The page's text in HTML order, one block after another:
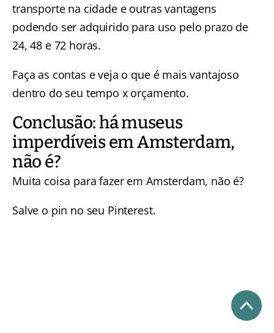
transporte na cidade e outras vantagens
podendo ser adquirido para uso pelo prazo de
24, 48 e 72 horas.
Faça as contas e veja o que é mais vantajoso
dentro do seu tempo x orçamento.
Conclusão: há museus
imperdíveis em Amsterdam,
não é?
Muita coisa para fazer em Amsterdam, não é?
Salve o pin no seu Pinterest.